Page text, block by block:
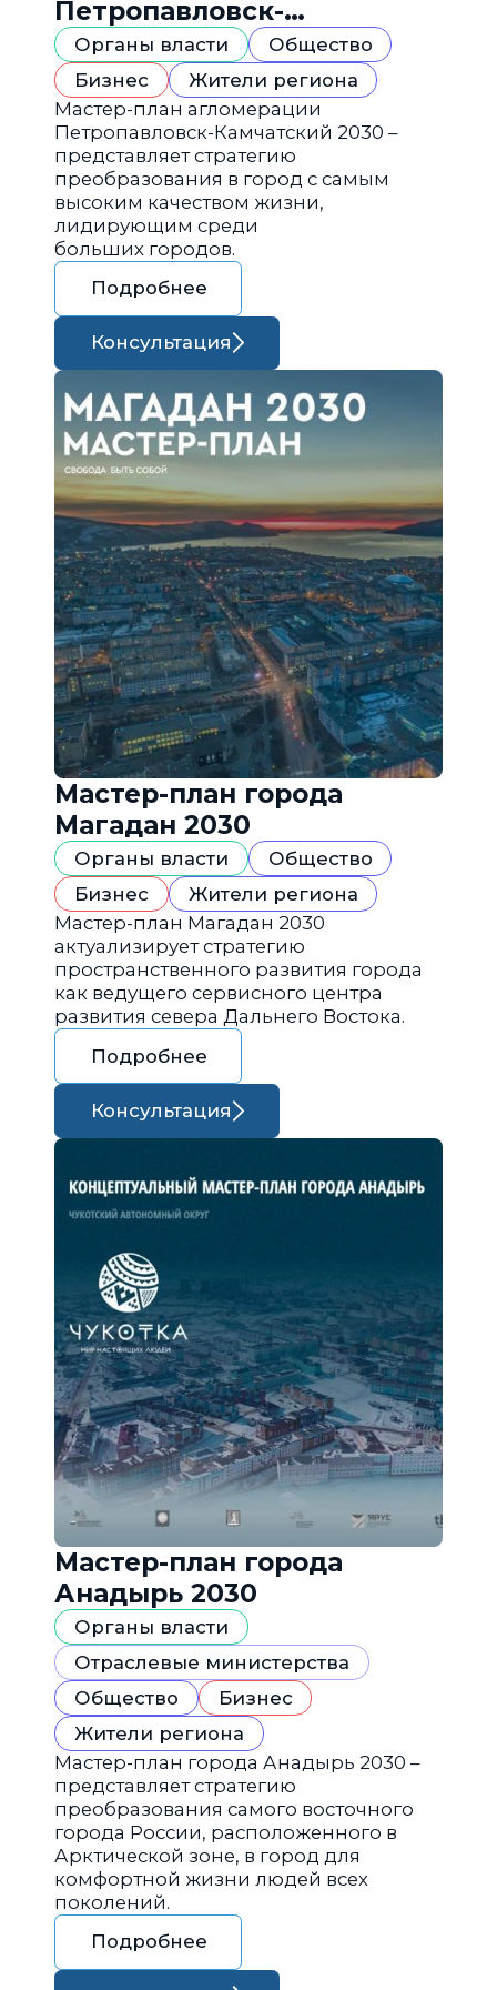
Петропавловск-
Камчатский 2030
Органы власти
Общество
Бизнес
Жители региона
Мастер-план агломерации
Петропавловск-Камчатский 2030 –
представляет стратегию
преобразования в город с самым
высоким качеством жизни,
лидирующим среди
больших городов.
Подробнее
Консультация
Мастер-план города
Магадан 2030
Органы власти
Общество
Бизнес
Жители региона
Мастер-план Магадан 2030
актуализирует стратегию
пространственного развития города
как ведущего сервисного центра
развития севера Дальнего Востока.
Подробнее
Консультация
Мастер-план города
Анадырь 2030
Органы власти
Отраслевые министерства
Общество
Бизнес
Жители региона
Мастер-план города Анадырь 2030 –
представляет стратегию
преобразования самого восточного
города России, расположенного в
Арктической зоне, в город для
комфортной жизни людей всех
поколений.
Подробнее